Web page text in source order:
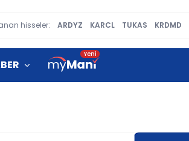
hisseler: ARDYZ KARCL TUKAS KRDMD